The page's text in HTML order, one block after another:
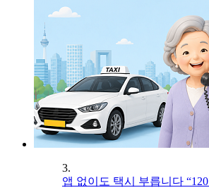
3.
앱 없이도 택시 부릅니다